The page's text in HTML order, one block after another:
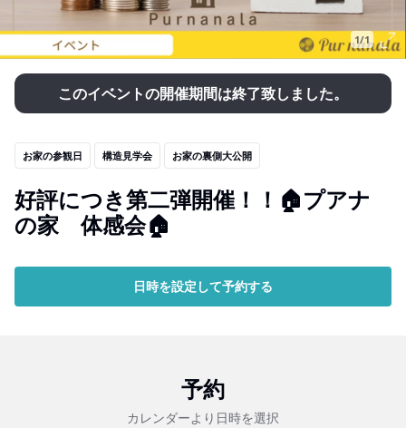
1/1
このイベントの開催期間は終了致しました。
お家の参観日 構造見学会 お家の裏側大公開
好評につき第二弾開催！！🏠プアナ
の家 体感会🏠
日時を設定して予約する
予約
カレンダーより日時を選択